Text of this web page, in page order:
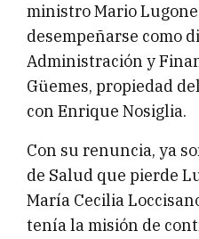
ministro Mario
desempeñarse como
Administración y
Güemes, propiedad
con Enrique Nosiglia.
Con su renuncia, ya
de Salud que pierde
María Cecilia
tenía la misión de